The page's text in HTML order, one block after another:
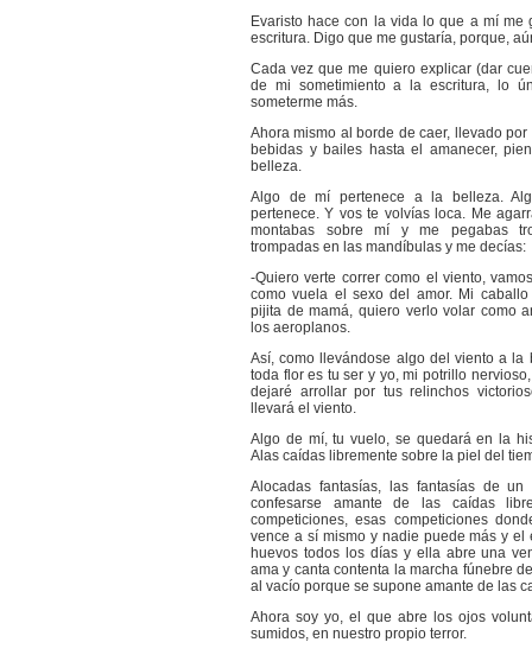
Evaristo hace con la vida lo que a mí me
escritura. Digo que me gustaría, porque,
Cada vez que me quiero explicar (dar
de mi sometimiento a la escritura, lo
someterme más.
Ahora mismo al borde de caer, llevado
bebidas y bailes hasta el amanecer,
belleza.
Algo de mí pertenece a la belleza.
pertenece. Y vos te volvías loca. Me
montabas sobre mí y me pegabas
trompadas en las mandíbulas y me decías:
-Quiero verte correr como el viento,
como vuela el sexo del amor. Mi
pijita de mamá, quiero verlo volar como
los aeroplanos.
Así, como llevándose algo del viento a la
toda flor es tu ser y yo, mi potrillo
dejaré arrollar por tus relinchos
llevará el viento.
Algo de mí, tu vuelo, se quedará en la
Alas caídas libremente sobre la piel del
Alocadas fantasías, las fantasías de
confesarse amante de las caídas
competiciones, esas competiciones
vence a sí mismo y nadie puede más y el
huevos todos los días y ella abre una
ama y canta contenta la marcha fúnebre
al vacío porque se supone amante de las
Ahora soy yo, el que abre los ojos
sumidos, en nuestro propio terror.